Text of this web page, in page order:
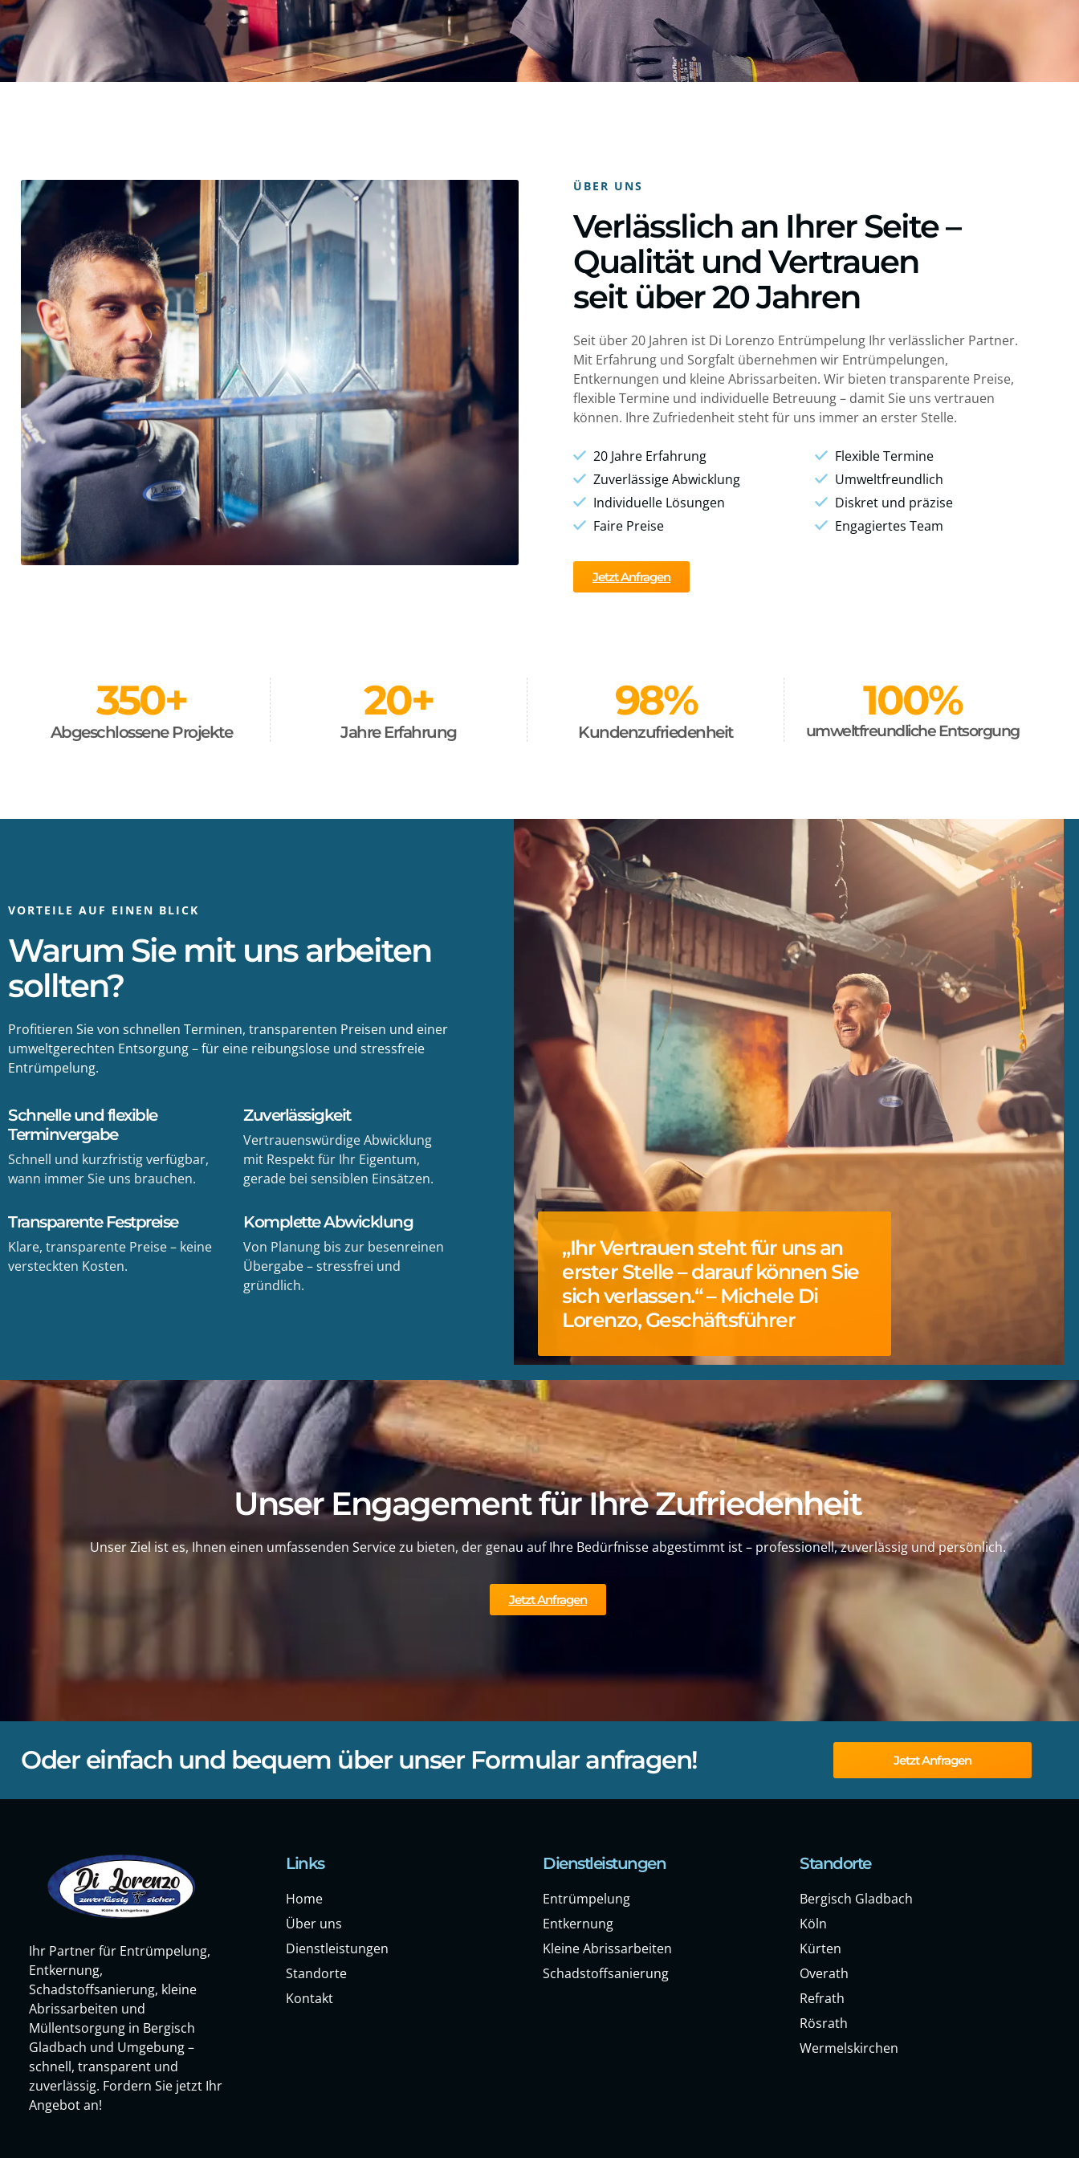
ÜBER UNS
Verlässlich an Ihrer Seite –
Qualität und Vertrauen
seit über 20 Jahren
Seit über 20 Jahren ist Di Lorenzo Entrümpelung Ihr verlässlicher Partner.
Mit Erfahrung und Sorgfalt übernehmen wir Entrümpelungen,
Entkernungen und kleine Abrissarbeiten. Wir bieten transparente Preise,
flexible Termine und individuelle Betreuung – damit Sie uns vertrauen
können. Ihre Zufriedenheit steht für uns immer an erster Stelle.
20 Jahre Erfahrung
Zuverlässige Abwicklung
Individuelle Lösungen
Faire Preise
Flexible Termine
Umweltfreundlich
Diskret und präzise
Engagiertes Team
Jetzt Anfragen
Abgeschlossene Projekte
350+
Jahre Erfahrung
20+
Kundenzufriedenheit
98%
umweltfreundliche Entsorgung
100%
VORTEILE AUF EINEN BLICK
Warum Sie mit uns arbeiten
sollten?
Profitieren Sie von schnellen Terminen, transparenten Preisen und einer
umweltgerechten Entsorgung – für eine reibungslose und stressfreie
Entrümpelung.
Schnelle und flexible
Terminvergabe
Schnell und kurzfristig verfügbar,
wann immer Sie uns brauchen.
Zuverlässigkeit
Vertrauenswürdige Abwicklung
mit Respekt für Ihr Eigentum,
gerade bei sensiblen Einsätzen.
Transparente Festpreise
Klare, transparente Preise – keine
versteckten Kosten.
Komplette Abwicklung
Von Planung bis zur besenreinen
Übergabe – stressfrei und
gründlich.
„Ihr Vertrauen steht für uns an
erster Stelle – darauf können Sie
sich verlassen.“ – Michele Di
Lorenzo, Geschäftsführer
Unser Engagement für Ihre Zufriedenheit
Unser Ziel ist es, Ihnen einen umfassenden Service zu bieten, der genau auf Ihre Bedürfnisse abgestimmt ist – professionell, zuverlässig und persönlich.
Jetzt Anfragen
Oder einfach und bequem über unser Formular anfragen! Jetzt Anfragen
Ihr Partner für Entrümpelung,
Entkernung,
Schadstoffsanierung, kleine
Abrissarbeiten und
Müllentsorgung in Bergisch
Gladbach und Umgebung –
schnell, transparent und
zuverlässig. Fordern Sie jetzt Ihr
Angebot an!
Links
Home
Über uns
Dienstleistungen
Standorte
Kontakt
Dienstleistungen
Entrümpelung
Entkernung
Kleine Abrissarbeiten
Schadstoffsanierung
Standorte
Bergisch Gladbach
Köln
Kürten
Overath
Refrath
Rösrath
Wermelskirchen